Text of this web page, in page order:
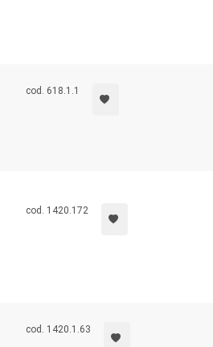
cod. 618.1.1
cod. 1420.172
cod. 1420.1.63